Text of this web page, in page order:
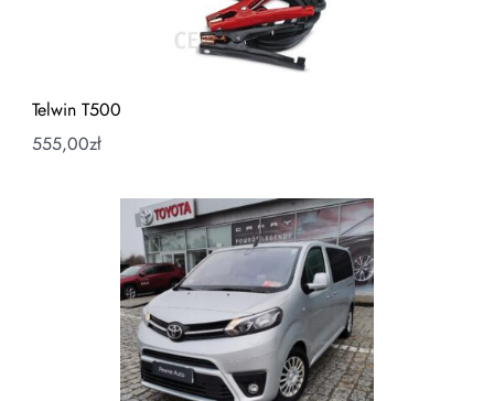
Telwin T500
555,00zł